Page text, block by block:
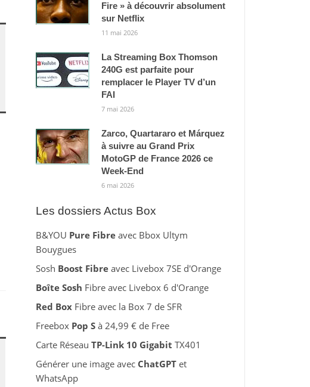
Fire » à découvrir absolument
sur Netflix
11 mai 2026
La Streaming Box Thomson
240G est parfaite pour
remplacer le Player TV d’un
FAI
7 mai 2026
Zarco, Quartararo et Márquez
à suivre au Grand Prix
MotoGP de France 2026 ce
Week-End
6 mai 2026
Les dossiers Actus Box
B&YOU Pure Fibreavec Bbox Ultym
Bouygues
Sosh Boost Fibreavec Livebox 7SE d'Orange
Boîte Sosh Fibre avec Livebox 6 d'Orange
Red BoxFibre avec la Box 7 de SFR
Freebox Pop Sà 24,99 € de Free
Carte Réseau TP-Link 10 Gigabit TX401
Générer une image avec ChatGPTet
WhatsApp